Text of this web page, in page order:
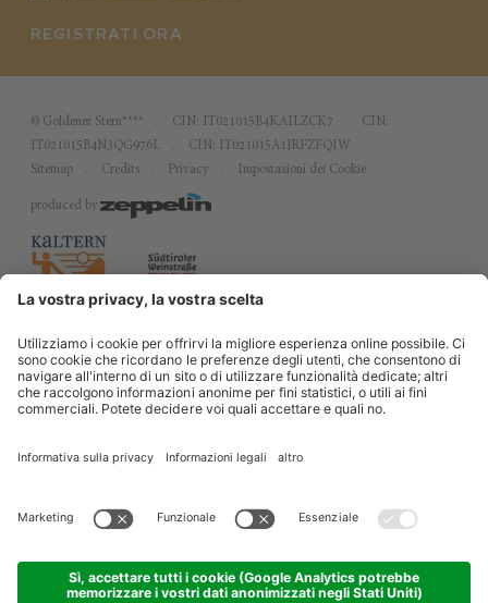
REGISTRATI ORA
© Goldener Stern**** CIN: IT021015B4KAILZCK7
CIN:
IT021015B4N3QG976L
CIN: IT021015A1JRFZFQIW
Sitemap
Credits Privacy Impostazioni dei Cookie
produced by